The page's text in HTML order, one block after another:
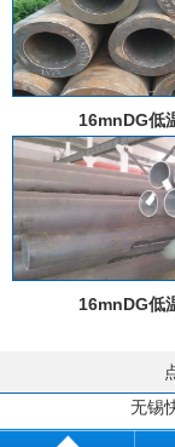
16mnDG低
16mnDG低
无锡